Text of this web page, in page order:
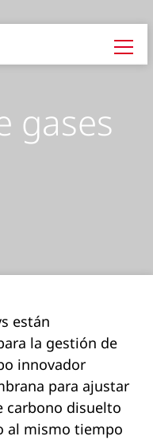
gases
están
la gestión de
innovador
para ajustar
carbono disuelto
al mismo tiempo